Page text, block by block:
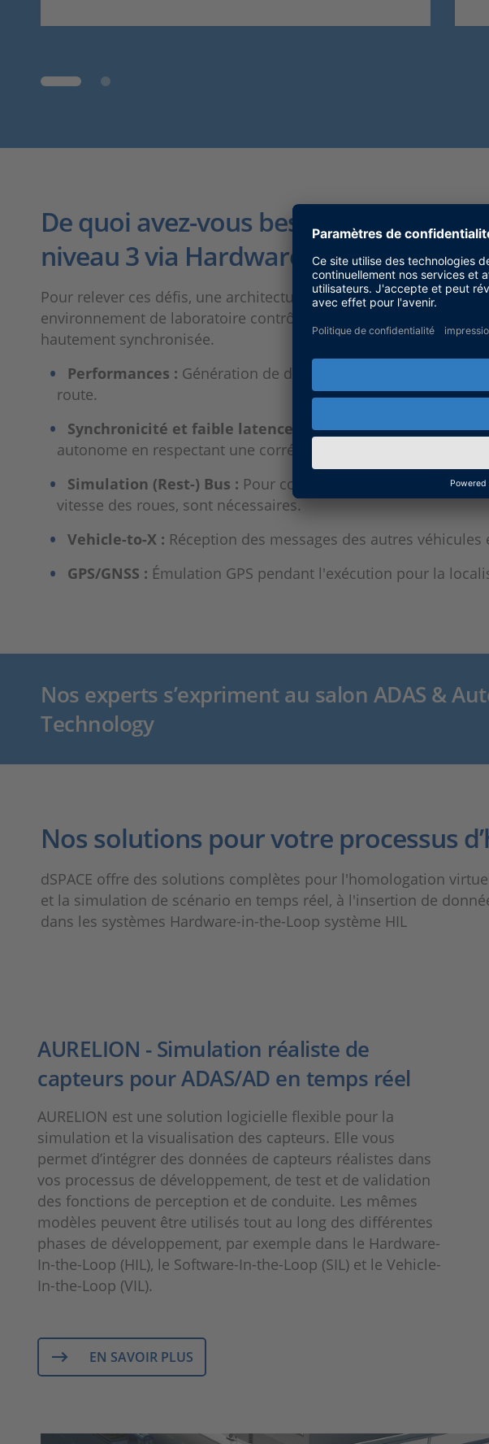
De quoi avez-vous besoin pour une
niveau 3 via Hardware-In-the-Loop ?
Pour relever ces défis, une architecture de test complète de
environnement de laboratoire contrôlé est nécessaire. Cela
hautement synchronisée.
Performances : Génération de données de capteur
route.
Synchronicité et faible latence :
Des données de capteur
autonome en respectant une corrélation temporelle.
Simulation (Rest-) Bus : Pour couvrir l’ensemble de la pile
vitesse des roues, sont nécessaires.
Vehicle-to-X : Réception des messages des autres véhicules
GPS/GNSS : Émulation GPS pendant l'exécution pour la
Nos experts s’expriment au salon ADAS &
Technology
Nos solutions pour votre processus
dSPACE offre des solutions complètes pour l'homologation
et la simulation de scénario en temps réel, à l'insertion de
dans les systèmes Hardware-in-the-Loop système HIL
AURELION - Simulation réaliste de
capteurs pour ADAS/AD en temps réel
AURELION est une solution logicielle flexible pour la
simulation et la visualisation des capteurs. Elle vous
permet d’intégrer des données de capteurs réalistes dans
vos processus de développement, de test et de validation
des fonctions de perception et de conduite. Les mêmes
modèles peuvent être utilisés tout au long des différentes
phases de développement, par exemple dans le Hardware-
In-the-Loop (HIL), le Software-In-the-Loop (SIL) et le Vehicle-
In-the-Loop (VIL).
EN SAVOIR PLUS